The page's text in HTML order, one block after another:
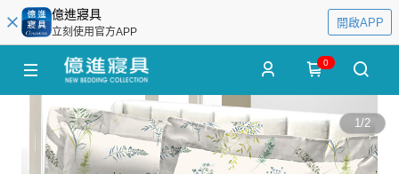
億進寢具
立刻使用官方APP
開啟APP
0
1/2